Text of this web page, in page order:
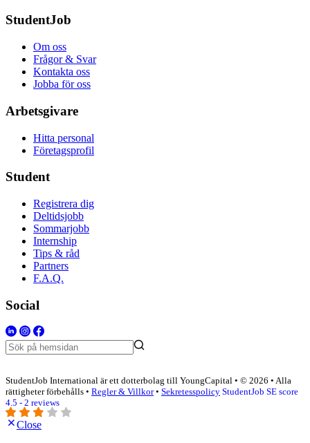
StudentJob
Om oss
Frågor & Svar
Kontakta oss
Jobba för oss
Arbetsgivare
Hitta personal
Företagsprofil
Student
Registrera dig
Deltidsjobb
Sommarjobb
Internship
Tips & råd
Partners
F.A.Q.
Social
StudentJob International är ett dotterbolag till YoungCapital • © 2026 • Alla
rättigheter förbehålls • Regler & Villkor• Sekretesspolicy StudentJob SE score
4.5 - 2 reviews
Close